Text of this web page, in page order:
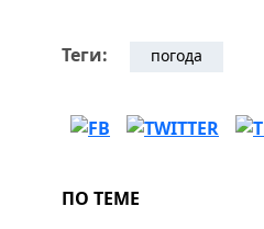
Теги: погода
ПО ТЕМЕ